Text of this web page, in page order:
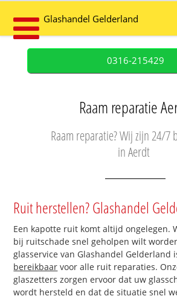
Glashandel Gelderland
0316-215429
Raam reparatie
Raam reparatie? Wij zijn 24/7
in Aerdt
Ruit herstellen? Glashandel
Een kapotte ruit komt altijd ongelegen.
bij ruitschade snel geholpen wilt
glasservice van Glashandel Gelderland
bereikbaar voor alle ruit reparaties.
glaszetters zorgen ervoor dat uw
wordt hersteld en dat de situatie snel